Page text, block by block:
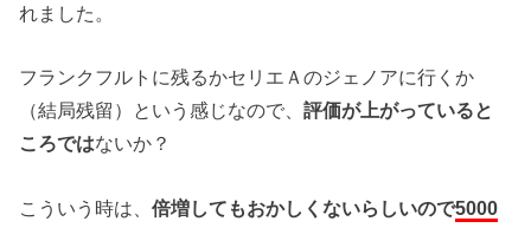
れました。
フランクフルトに残るかセリエＡのジェノアに行くか
（結局残留）という感じなので、評価が上がっていると
ころではないか？
こういう時は、倍増してもおかしくないらしいので5000